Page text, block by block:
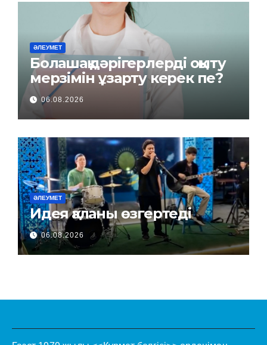
ӘЛЕУМЕТ
Болашақ дәрігерлерді оқыту
мерзімін ұзарту керек пе?
06.08.2026
ӘЛЕУМЕТ
Идея қаланы өзгертеді
06.08.2026